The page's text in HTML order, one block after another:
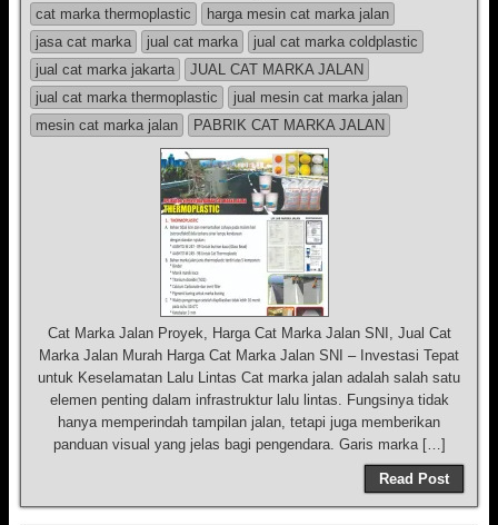
cat marka thermoplastic
harga mesin cat marka jalan
jasa cat marka
jual cat marka
jual cat marka coldplastic
jual cat marka jakarta
JUAL CAT MARKA JALAN
jual cat marka thermoplastic
jual mesin cat marka jalan
mesin cat marka jalan
PABRIK CAT MARKA JALAN
Cat Marka Jalan Proyek, Harga Cat Marka Jalan SNI, Jual Cat
Marka Jalan Murah Harga Cat Marka Jalan SNI – Investasi Tepat
untuk Keselamatan Lalu Lintas Cat marka jalan adalah salah satu
elemen penting dalam infrastruktur lalu lintas. Fungsinya tidak
hanya memperindah tampilan jalan, tetapi juga memberikan
panduan visual yang jelas bagi pengendara. Garis marka […]
Read Post